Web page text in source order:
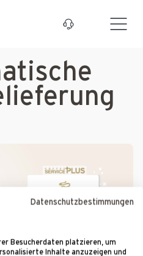
Datenschutzbestimmungen
Besucherdaten platzieren, um
Inhalte anzuzeigen und